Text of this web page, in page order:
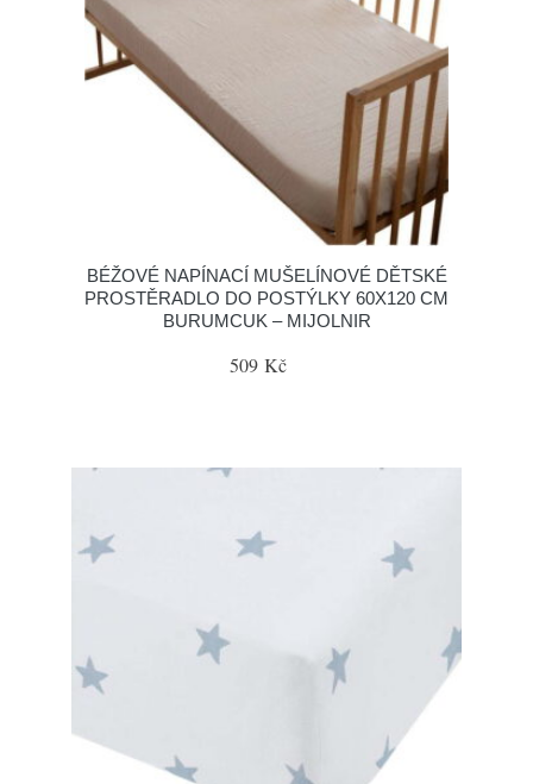
BÉŽOVÉ NAPÍNACÍ MUŠELÍNOVÉ DĚTSKÉ
PROSTĚRADLO DO POSTÝLKY 60X120 CM
BURUMCUK – MIJOLNIR
509 Kč